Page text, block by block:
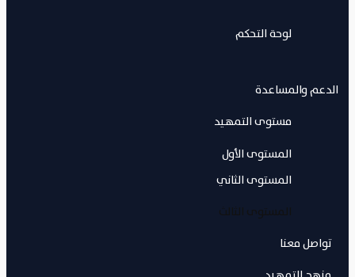
لوحة التحكم
الدعم والمساعدة
مستوى التمهيد
المستوى الأول
المستوى الثاني
المستوى الثالث
تواصل معنا